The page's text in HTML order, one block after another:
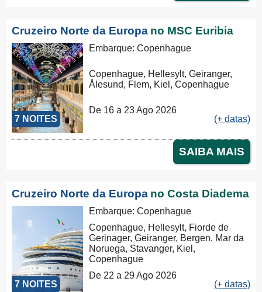
Cruzeiro Norte da Europa no MSC Euribia
7 NOITES
Embarque: Copenhague
Copenhague, Hellesylt, Geiranger,
Ålesund, Flem, Kiel, Copenhague
De 16 a 23 Ago 2026
(+ datas)
SAIBA MAIS
Cruzeiro Norte da Europa no Costa Diadema
7 NOITES
Embarque: Copenhague
Copenhague, Hellesylt, Fiorde de
Gerinager, Geiranger, Bergen, Mar da
Noruega, Stavanger, Kiel,
Copenhague
De 22 a 29 Ago 2026
(+ datas)